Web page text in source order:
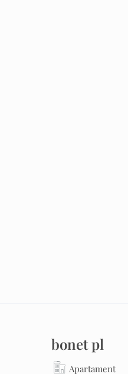
bonet pl
Apartament